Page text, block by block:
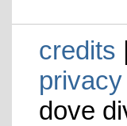
credits |
privacy
dove